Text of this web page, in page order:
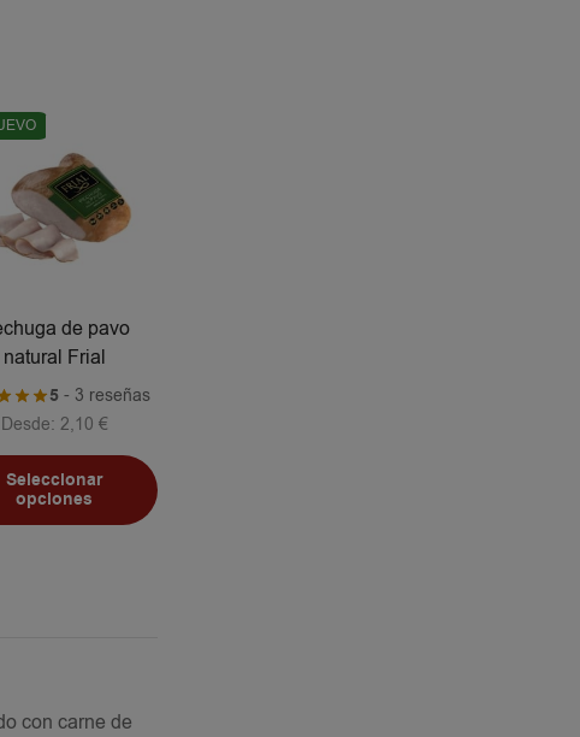
de pavo
natural Frial
5- 3 reseñas
Desde: 2,10 €
Seleccionar
opciones
con carne de